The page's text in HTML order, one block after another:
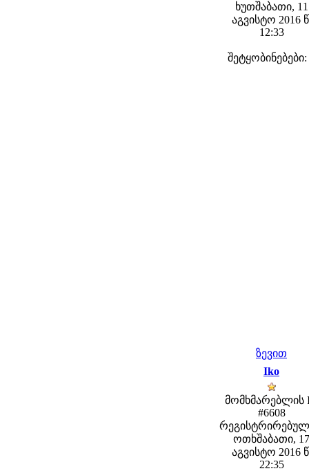
ხუთშაბათი, 11
აგვისტო 2016
12:33
შეტყობინებები:
ზევით
Iko
მომხმარებლის
#6608
ოთხშაბათი, 17
აგვისტო 2016
22:35